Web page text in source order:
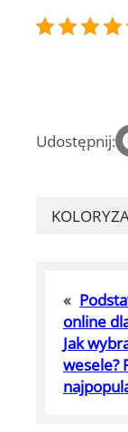
Udostępnij: Share
«
online
Jak
wesele?